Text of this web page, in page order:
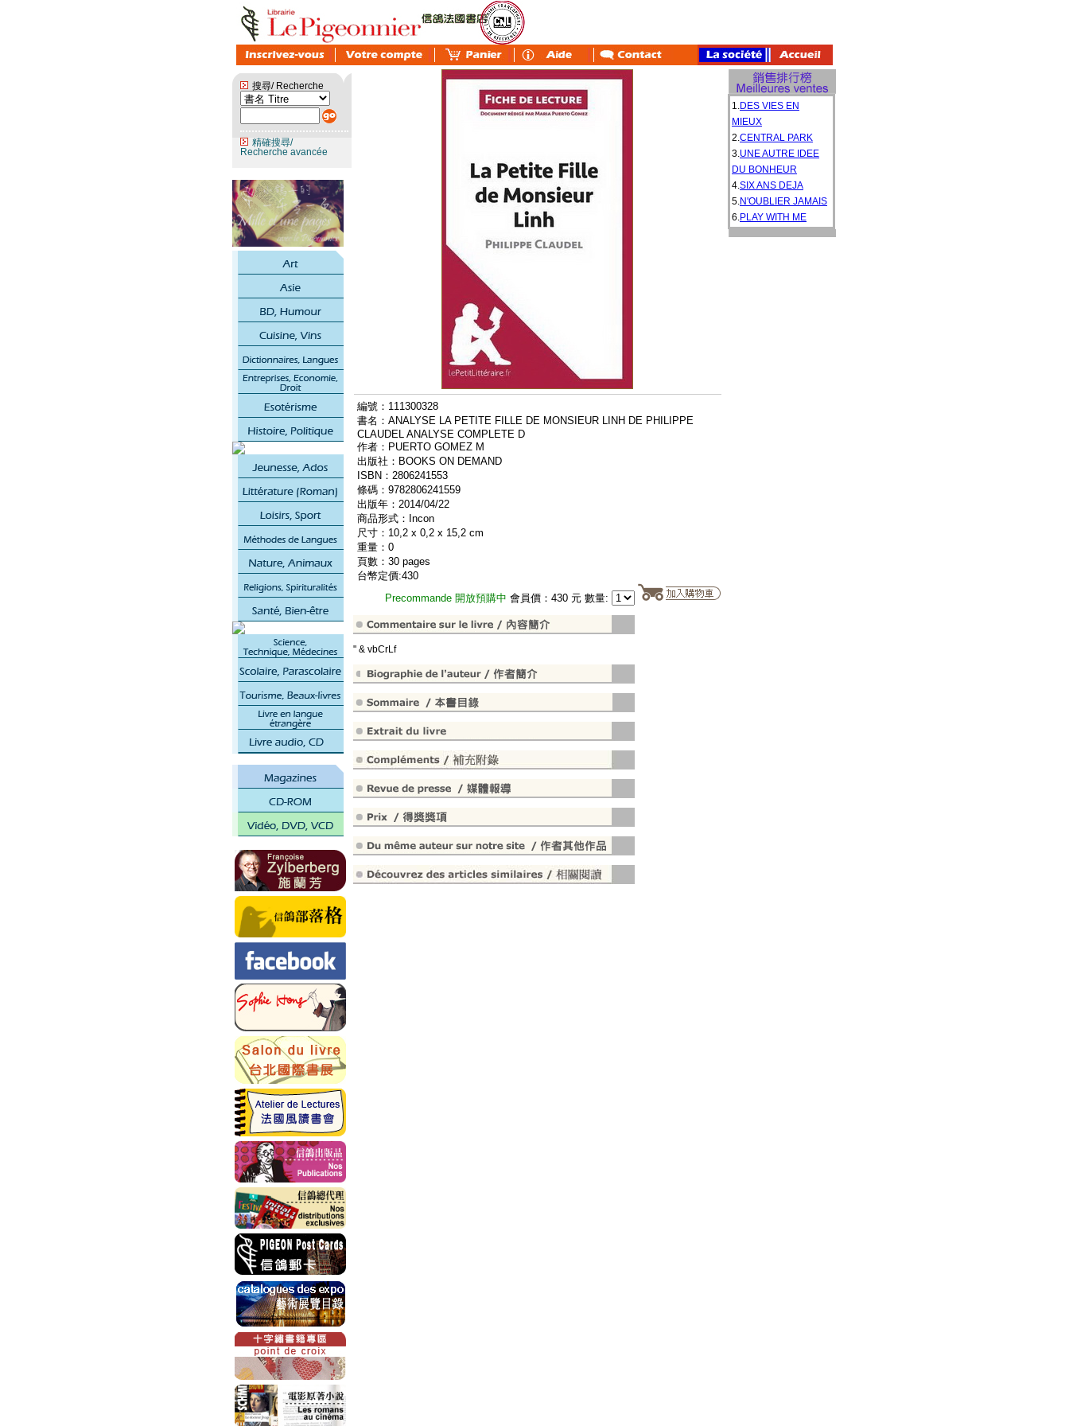
搜尋/ Recherche
精確搜尋/
Recherche avancée
編號：111300328
書名：ANALYSE LA PETITE FILLE DE MONSIEUR LINH DE PHILIPPE
CLAUDEL ANALYSE COMPLETE D
作者：PUERTO GOMEZ M
出版社：BOOKS ON DEMAND
ISBN：2806241553
條碼：9782806241559
出版年：2014/04/22
商品形式：Incon
尺寸：10,2 x 0,2 x 15,2 cm
重量：0
頁數：30 pages
台幣定價:430
Precommande 開放預購中 會員價：430 元 數量:
" & vbCrLf
1.DES VIES EN
MIEUX
2.CENTRAL PARK
3.UNE AUTRE IDEE
DU BONHEUR
4.SIX ANS DEJA
5.N'OUBLIER JAMAIS
6.PLAY WITH ME